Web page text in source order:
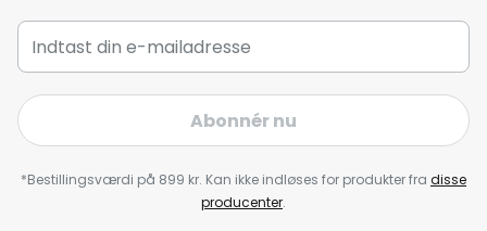
Abonnér nu
*Bestillingsværdi på 899 kr. Kan ikke indløses for produkter fra disse
producenter.